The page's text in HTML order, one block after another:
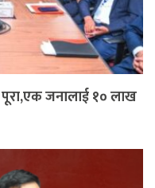
पूरा,एक जनालाई १० लाख